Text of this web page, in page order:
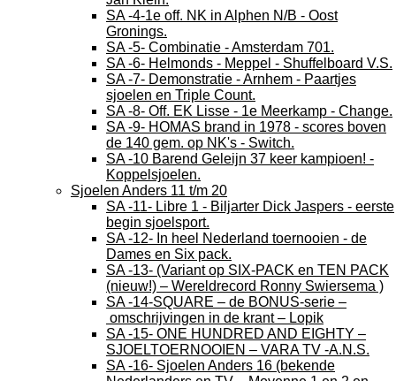
SA -4-1e off. NK in Alphen N/B - Oost
Gronings.
SA -5- Combinatie - Amsterdam 701.
SA -6- Helmonds - Meppel - Shuffelboard V.S.
SA -7- Demonstratie - Arnhem - Paartjes
sjoelen en Triple Count.
SA -8- Off. EK Lisse - 1e Meerkamp - Change.
SA -9- HOMAS brand in 1978 - scores boven
de 140 gem. op NK's - Switch.
SA -10 Barend Geleijn 37 keer kampioen! -
Koppelsjoelen.
Sjoelen Anders 11 t/m 20
SA -11- Libre 1 - Biljarter Dick Jaspers - eerste
begin sjoelsport.
SA -12- In heel Nederland toernooien - de
Dames en Six pack.
SA -13- (Variant op SIX-PACK en TEN PACK
(nieuw!) – Wereldrecord Ronny Swiersema )
SA -14-SQUARE – de BONUS-serie –
omschrijvingen in de krant – Lopik
SA -15- ONE HUNDRED AND EIGHTY –
SJOELTOERNOOIEN – VARA TV -A.N.S.
SA -16- Sjoelen Anders 16 (bekende